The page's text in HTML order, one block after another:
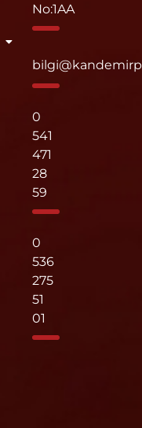
No:1AA
0
541
471
28
59
0
536
275
51
01